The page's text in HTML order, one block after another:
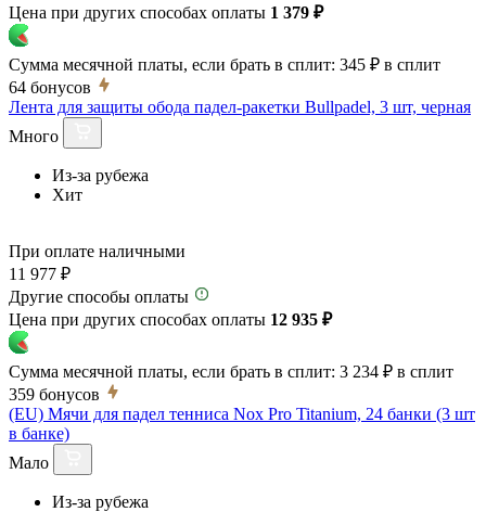
Цена при других способах оплаты 1 379 ₽
Сумма месячной платы, если брать в сплит: 345 ₽ в сплит
64 бонусов
Лента для защиты обода падел-ракетки Bullpadel, 3 шт, черная
Много
Из-за рубежа
Хит
При оплате наличными
11 977 ₽
Другие способы оплаты
Цена при других способах оплаты 12 935 ₽
Сумма месячной платы, если брать в сплит: 3 234 ₽ в сплит
359 бонусов
(EU) Мячи для падел тенниса Nox Pro Titanium, 24 банки (3 шт
в банке)
Мало
Из-за рубежа